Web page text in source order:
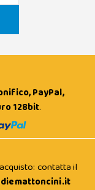
PayPal,
128bit.
contatta il